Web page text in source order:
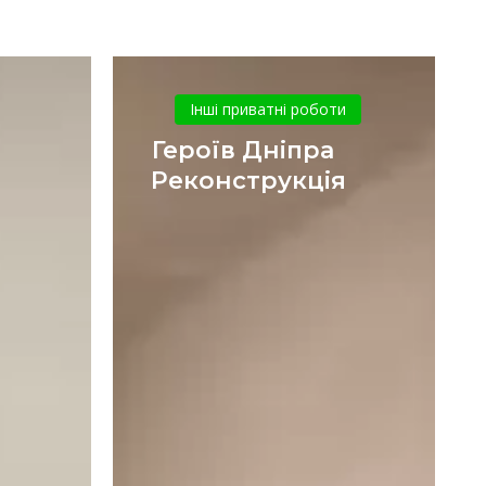
Дніпра
Реконструкція
Інші приватні роботи
Героїв Дніпра
Реконструкція